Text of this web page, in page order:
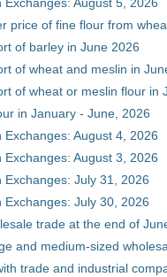
August 5, 2026
price of fine flour from
of barley in June 2026
of wheat and meslin in
of wheat or meslin flour in
in January - June, 2026
August 4, 2026
August 3, 2026
July 31, 2026
July 30, 2026
trade at the end of
and medium-sized
trade and industrial